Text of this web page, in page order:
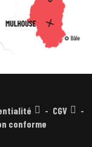
CGV
conforme